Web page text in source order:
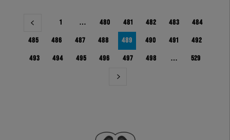
Berichtnavigatie
1 … 480 481 482 483 484
485 486 487 488 489 490 491 492
493 494 495 496 497 498 … 529